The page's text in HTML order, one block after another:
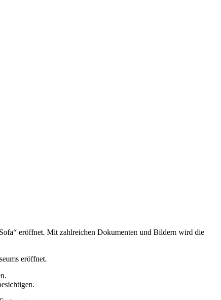
eröffnet. Mit zahlreichen Dokumenten und Bildern wird die
eröffnet.